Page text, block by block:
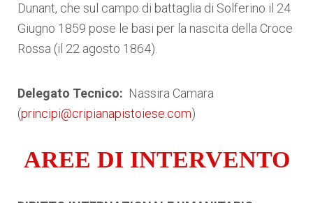
Dunant, che sul campo di battaglia di Solferino il 24
Giugno 1859 pose le basi per la nascita della Croce
Rossa (il 22 agosto 1864).
Delegato Tecnico: Nassira Camara
(principi@cripianapistoiese.com)
AREE DI INTERVENTO